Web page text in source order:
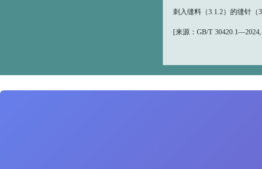
刺入缝料（3.1.2）的缝针（
[来源：GB/T